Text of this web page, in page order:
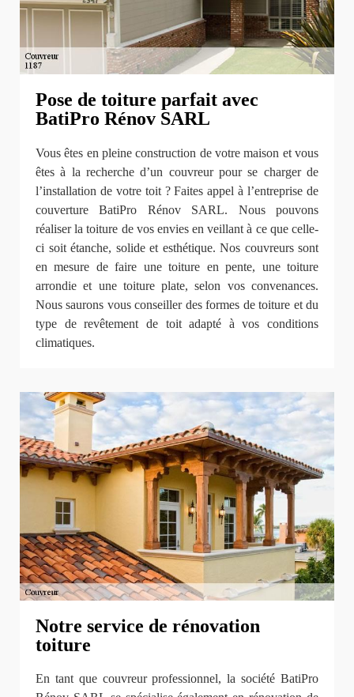
Pose de toiture parfait avec
BatiPro Rénov SARL
Vous êtes en pleine construction de votre maison et vous
êtes à la recherche d’un couvreur pour se charger de
l’installation de votre toit ? Faites appel à l’entreprise de
couverture BatiPro Rénov SARL. Nous pouvons
réaliser la toiture de vos envies en veillant à ce que celle-
ci soit étanche, solide et esthétique. Nos couvreurs sont
en mesure de faire une toiture en pente, une toiture
arrondie et une toiture plate, selon vos convenances.
Nous saurons vous conseiller des formes de toiture et du
type de revêtement de toit adapté à vos conditions
climatiques.
Notre service de rénovation
toiture
En tant que couvreur professionnel, la société BatiPro